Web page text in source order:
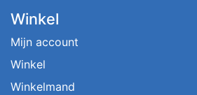
Winkel
Mijn account
Winkel
Winkelmand